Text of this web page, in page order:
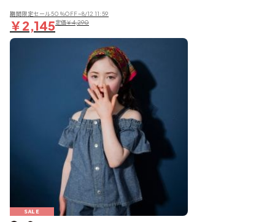
期間限定セール50％OFF~8/12 11:59
￥2,145定価￥4,290
SALE